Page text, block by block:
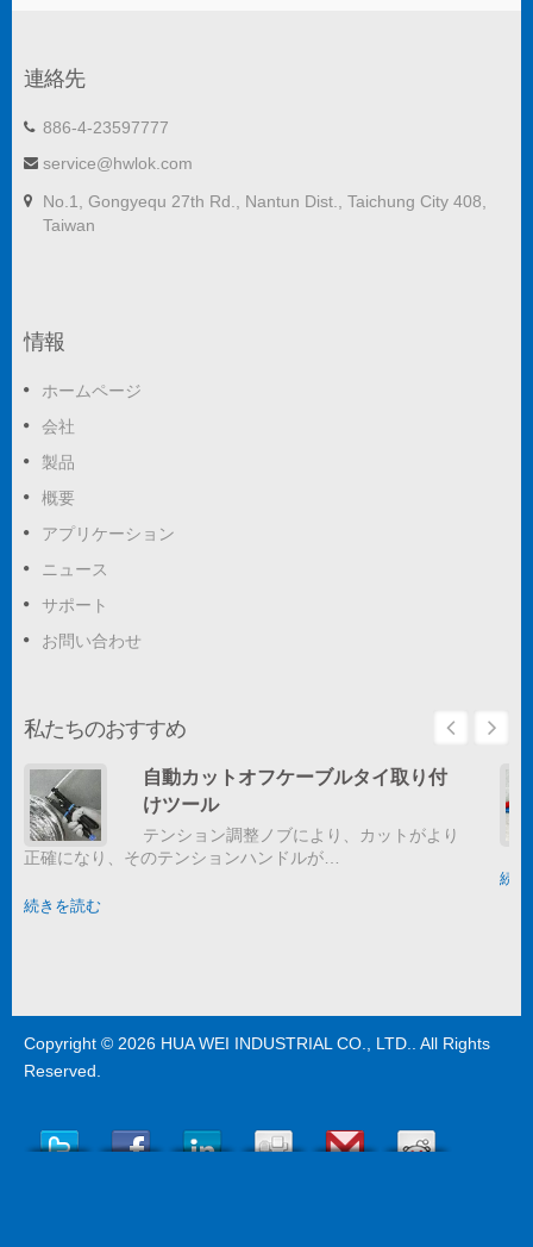
連絡先
886-4-23597777
service@hwlok.com
No.1, Gongyequ 27th Rd., Nantun Dist., Taichung City 408,
Taiwan
情報
ホームページ
会社
製品
概要
アプリケーション
ニュース
サポート
お問い合わせ
私たちのおすすめ
自動カットオフケーブルタイ取り付
けツール
テンション調整ノブにより、カットがより
正確になり、そのテンションハンドルが…
続きを読む
続
Copyright © 2026 HUA WEI INDUSTRIAL CO., LTD.
. All Rights
Reserved.